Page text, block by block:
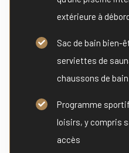
extérieure à
Sac de bain bien-
serviettes de
chaussons de bain
Programme
loisirs, y compris
accès